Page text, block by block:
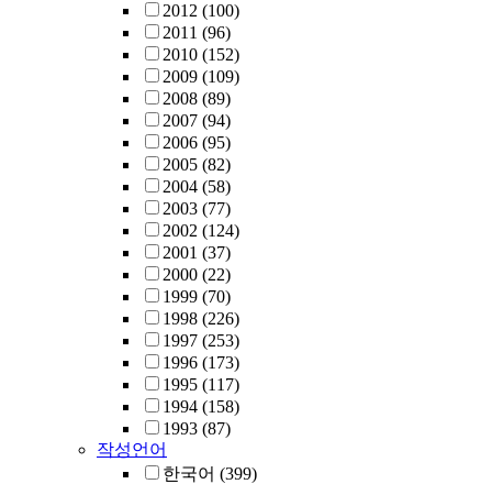
2012 (100)
2011 (96)
2010 (152)
2009 (109)
2008 (89)
2007 (94)
2006 (95)
2005 (82)
2004 (58)
2003 (77)
2002 (124)
2001 (37)
2000 (22)
1999 (70)
1998 (226)
1997 (253)
1996 (173)
1995 (117)
1994 (158)
1993 (87)
작성언어
한국어 (399)